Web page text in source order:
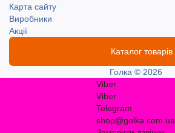
Карта сайту
Виробники
Акції
Каталог товарів
Голка © 2026
Viber
Viber
Telegram
shop@golka.com.ua